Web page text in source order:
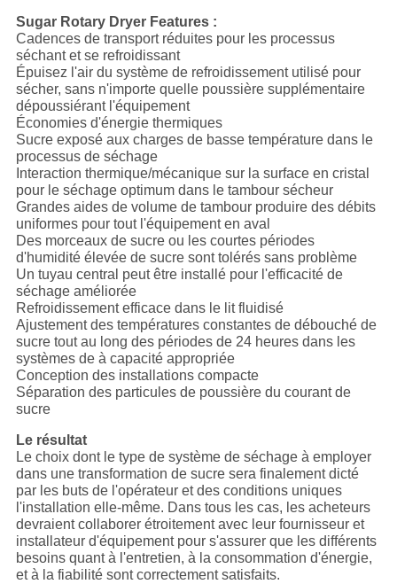
Sugar Rotary Dryer Features :
Cadences de transport réduites pour les processus
séchant et se refroidissant
Épuisez l'air du système de refroidissement utilisé pour
sécher, sans n'importe quelle poussière supplémentaire
dépoussiérant l'équipement
Économies d'énergie thermiques
Sucre exposé aux charges de basse température dans le
processus de séchage
Interaction thermique/mécanique sur la surface en cristal
pour le séchage optimum dans le tambour sécheur
Grandes aides de volume de tambour produire des débits
uniformes pour tout l'équipement en aval
Des morceaux de sucre ou les courtes périodes
d'humidité élevée de sucre sont tolérés sans problème
Un tuyau central peut être installé pour l'efficacité de
séchage améliorée
Refroidissement efficace dans le lit fluidisé
Ajustement des températures constantes de débouché de
sucre tout au long des périodes de 24 heures dans les
systèmes de à capacité appropriée
Conception des installations compacte
Séparation des particules de poussière du courant de
sucre
Le résultat
Le choix dont le type de système de séchage à employer
dans une transformation de sucre sera finalement dicté
par les buts de l'opérateur et des conditions uniques
l'installation elle-même. Dans tous les cas, les acheteurs
devraient collaborer étroitement avec leur fournisseur et
installateur d'équipement pour s'assurer que les différents
besoins quant à l'entretien, à la consommation d'énergie,
et à la fiabilité sont correctement satisfaits.